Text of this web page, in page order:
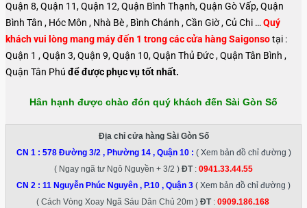
Quận 8, Quận 11, Quận 12, Quận Bình Thạnh, Quận Gò Vấp, Quận
Bình Tân , Hóc Môn , Nhà Bè , Bình Chánh , Cần Giờ , Củ Chi …Quý
khách vui lòng mang máy đến 1 trong các cửa hàng Saigonsotại :
Quận 1 , Quận 3, Quận 9, Quận 10, Quận Thủ Đức , Quận Tân Bình ,
Quận Tân Phú để được phục vụ tốt nhất.
Hân hạnh được chào đón quý khách đến Sài Gòn Số
Địa chỉ cửa hàng Sài Gòn Số
CN 1 : 578 Đường 3/2 , Phường 14 , Quận 10: ( Xem bản đồ chỉ đường )
( Ngay ngã tư Ngô Nguyền + 3/2 ) ĐT: 0941.33.44.55
CN 2 : 11 Nguyễn Phúc Nguyên , P.10 , Quận 3 ( Xem bản đồ chỉ đường )
( Cách Vòng Xoay Ngã Sáu Dân Chủ 20m ) ĐT: 0909.186.168